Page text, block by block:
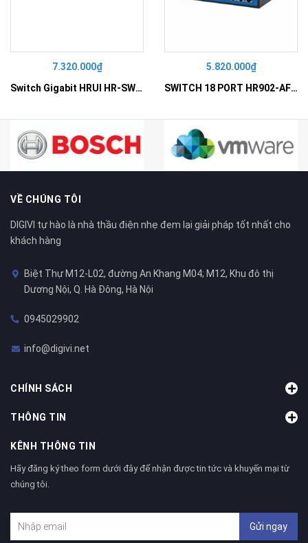
7.320.000₫
Switch Gigabit HRUI HR-SWG10240D
5.820.000₫
SWITCH 18 PORT HR902-AF162G-300 – Switch PoE 16 Cổng
VỀ CHÚNG TÔI
DIGIVI tự hào là nhà thầu điện nhẹ đem lại giải pháp tốt nhất cho
khách hàng
Biệt Thự M12-L02, đường An Khang M04; M12, Khu đô thị
Dương Nội, Q. Hà Đông, Hà Nội
0945029902
info@digivi.net
CHÍNH SÁCH
THÔNG TIN
KÊNH THÔNG TIN
Hãy đăng ký theo form dưới đây để nhận được tin tức và khuyến mại từ
chúng tôi.
Gửi ngay